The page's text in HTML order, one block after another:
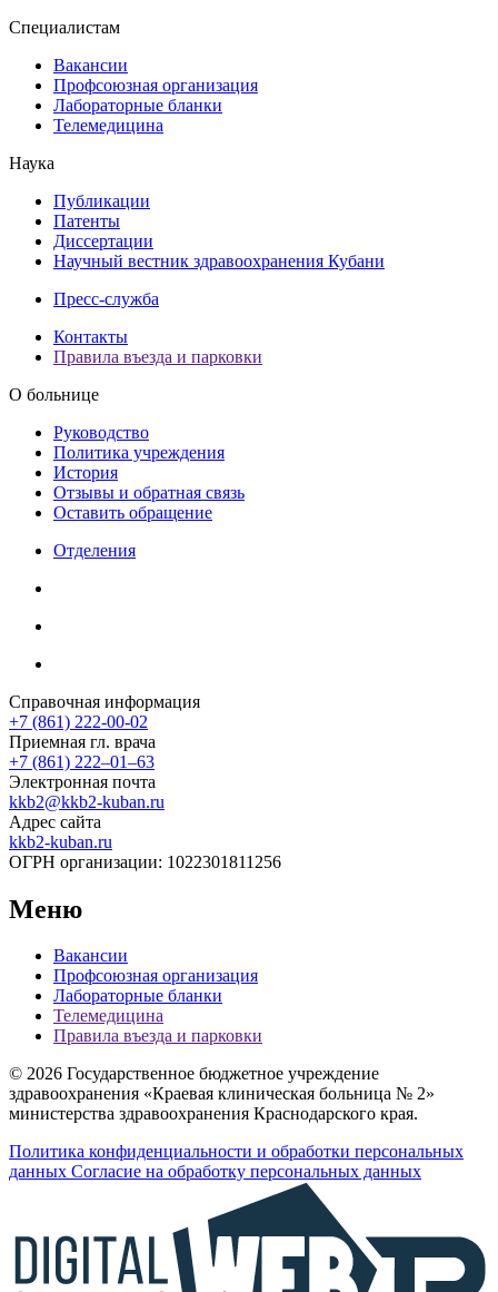
Специалистам
Вакансии
Профсоюзная организация
Лабораторные бланки
Телемедицина
Наука
Публикации
Патенты
Диссертации
Научный вестник здравоохранения Кубани
Пресс-служба
Контакты
Правила въезда и парковки
О больнице
Руководство
Политика учреждения
История
Отзывы и обратная связь
Оставить обращение
Отделения
Справочная информация
+7 (861) 222-00-02
Приемная гл. врача
+7 (861) 222‒01‒63
Электронная почта
kkb2@kkb2-kuban.ru
Адрес сайта
kkb2-kuban.ru
ОГРН организации: 1022301811256
Меню
Вакансии
Профсоюзная организация
Лабораторные бланки
Телемедицина
Правила въезда и парковки
© 2026 Государственное бюджетное учреждение
здравоохранения «Краевая клиническая больница № 2»
министерства здравоохранения Краснодарского края.
Политика конфиденциальности и обработки персональных
данных Согласие на обработку персональных данных